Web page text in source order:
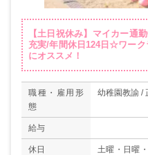
【土日祝休み】マイカー通
充実/年間休日124日☆ワー
にオススメ！
職種・雇用形
態
幼稚園教諭 /
給与
休日
土曜・日曜